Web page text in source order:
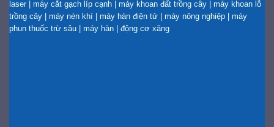
laser | máy cắt gạch líp cạnh | máy khoan đất trồng cây | máy khoan lỗ
trồng cây | máy nén khí | máy hàn điện tử | máy nông nghiệp | máy
phun thuốc trừ sâu | máy hàn | động cơ xăng